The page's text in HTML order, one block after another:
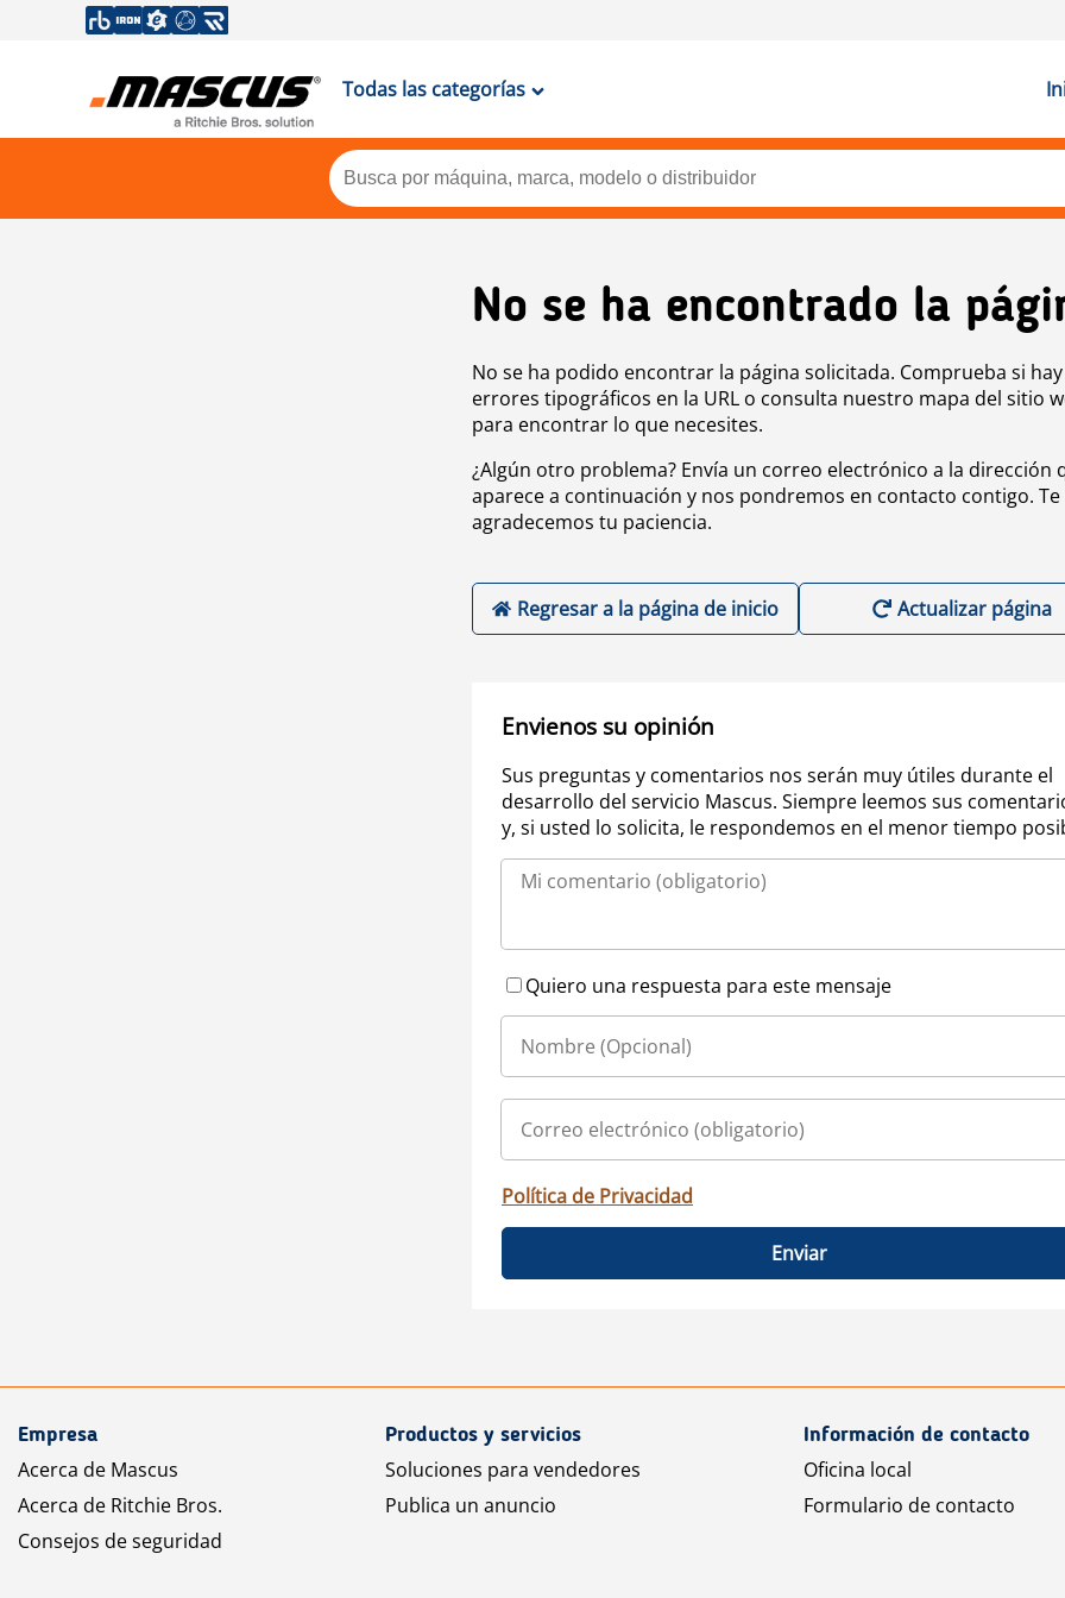
Todas las categorías
No se ha encontrado la
No se ha podido encontrar la página solicitada. Comprueba si hay
errores tipográficos en la URL o consulta nuestro mapa del sitio
para encontrar lo que necesites.
¿Algún otro problema? Envía un correo electrónico a la dirección
aparece a continuación y nos pondremos en contacto contigo. Te
agradecemos tu paciencia.
Regresar a la página de inicio Actualizar página
Envienos su opinión
Sus preguntas y comentarios nos serán muy útiles durante el
desarrollo del servicio Mascus. Siempre leemos sus
y, si usted lo solicita, le respondemos en el menor tiempo
Quiero una respuesta para este mensaje
Política de Privacidad
Enviar
Empresa
Acerca de Mascus
Acerca de Ritchie Bros.
Consejos de seguridad
Productos y servicios
Soluciones para vendedores
Publica un anuncio
Información de contacto
Oficina local
Formulario de contacto